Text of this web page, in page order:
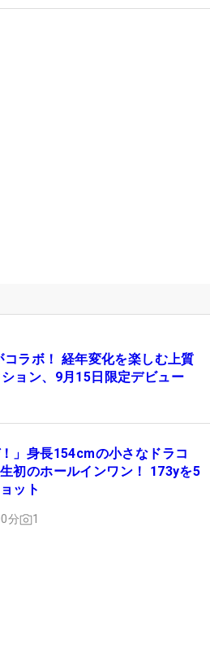
ラボ！ 経年変化を楽しむ上質
ョン、9月15日限定デビュー
」身長154cmの小さなドラコ
初のホールインワン！ 173yを5
ット
分 1